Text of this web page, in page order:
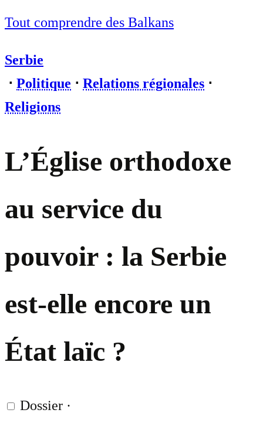
Tout comprendre des Balkans
Serbie
⋅ Politique ⋅ Relations régionales ⋅
Religions
L’Église orthodoxe
au service du
pouvoir : la Serbie
est-elle encore un
État laïc ?
Dossier ·